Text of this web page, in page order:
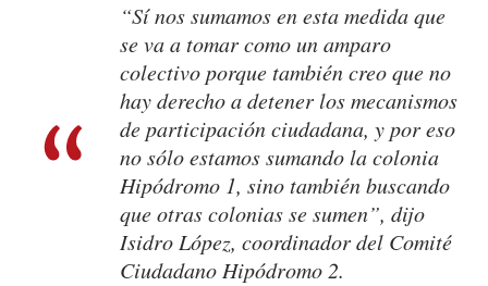
“Sí nos sumamos en esta medida que
se va a tomar como un amparo
colectivo porque también creo que no
hay derecho a detener los mecanismos
de participación ciudadana, y por eso
no sólo estamos sumando la colonia
Hipódromo 1, sino también buscando
que otras colonias se sumen”, dijo
Isidro López, coordinador del Comité
Ciudadano Hipódromo 2.